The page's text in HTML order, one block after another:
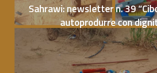
Sahrawi: newsletter n. 39
autoprodurre con